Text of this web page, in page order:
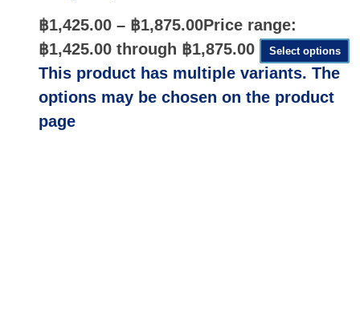
฿1,425.00 – ฿1,875.00Price range:
฿1,425.00 through ฿1,875.00
Select options
This product has multiple variants. The
options may be chosen on the product
page